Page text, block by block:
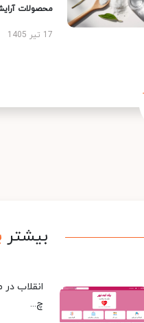
محصولات
17 تیر 1405
بیشتر
انقلاب در
چ...